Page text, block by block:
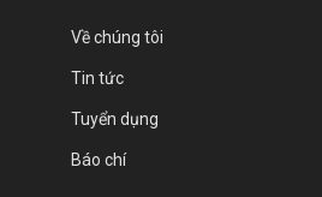
Về chúng tôi
Tin tức
Tuyển dụng
Báo chí